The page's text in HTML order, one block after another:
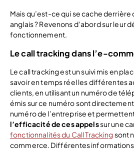
Mais qu’est-ce qui se cache
anglais ? Revenons d’abord sur leur
fonctionnement.
Le call tracking dans l’e-
Le call tracking est un suivi mis en
savoir en temps réel les différentes
clients, en utilisant un numéro de
émis sur ce numéro sont
numéro de l’entreprise et
l’efficacité de ces appelssur une
fonctionnalités du Call Trackingsont
commerce. Différentes